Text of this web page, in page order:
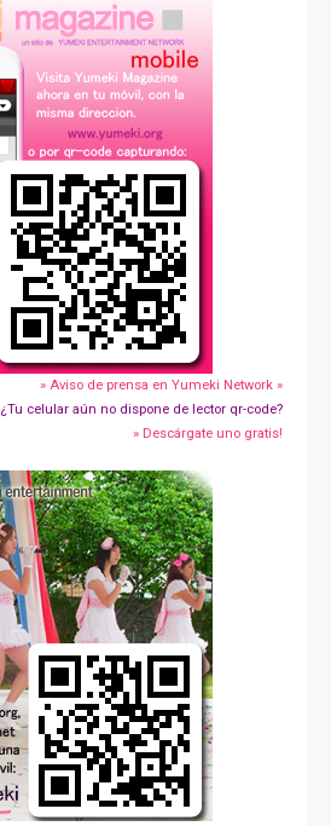
» Aviso de prensa en Yumeki Network »
¿Tu celular aún no dispone de lector qr-code?
» Descárgate uno gratis!